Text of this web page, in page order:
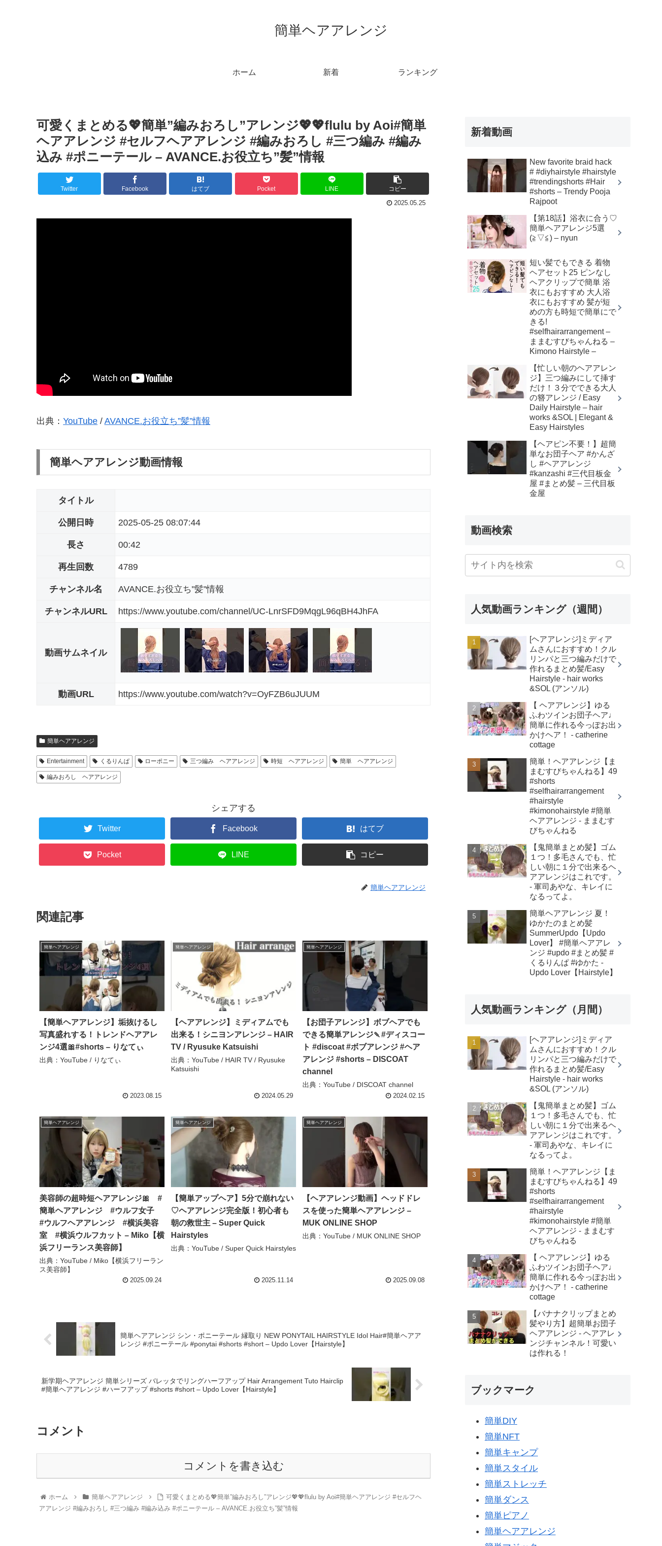
簡単ヘアアレンジ
ホーム 新着 ランキング
可愛くまとめる💖簡単”編みおろし”アレンジ💖💖flulu by Aoi#簡単
ヘアアレンジ #セルフヘアアレンジ #編みおろし #三つ編み #編み
込み #ポニーテール – AVANCE.お役立ち”髪”情報
Twitter Facebook はてブ Pocket LINE コピー
2025.05.25
出典： YouTube / AVANCE.お役立ち”髪”情報
簡単ヘアアレンジ動画情報
タイトル
公開日時 2025-05-25 08:07:44
長さ 00:42
再生回数 4789
チャンネル名 AVANCE.お役立ち"髪"情報
チャンネルURL https://www.youtube.com/channel/UC-LnrSFD9MqgL96qBH4JhFA
動画サムネイル
動画URL https://www.youtube.com/watch?v=OyFZB6uJUUM
簡単ヘアアレンジ
Entertainment くるりんぱ ローポニー 三つ編み ヘアアレンジ 時短 ヘアアレンジ 簡単 ヘアアレンジ
編みおろし ヘアアレンジ
シェアする
Twitter Facebook はてブ
Pocket LINE コピー
簡単ヘアアレンジ
関連記事
簡単ヘアアレンジ
【簡単ヘアアレンジ】垢抜けるし
写真盛れする！トレンドヘアアレ
ンジ4選🎀#shorts – りなてぃ
出典：YouTube / りなてぃ
2023.08.15
簡単ヘアアレンジ
【ヘアアレンジ】ミディアムでも
出来る！シニヨンアレンジ – HAIR
TV / Ryusuke Katsuishi
出典：YouTube / HAIR TV / Ryusuke
Katsuishi
2024.05.29
簡単ヘアアレンジ
【お団子アレンジ】ボブヘアでも
できる簡単アレンジ🍡#ディスコー
ト #discoat #ボブアレンジ #ヘア
アレンジ #shorts – DISCOAT
channel
出典：YouTube / DISCOAT channel
2024.02.15
簡単ヘアアレンジ
美容師の超時短ヘアアレンジ🎀 #
簡単ヘアアレンジ #ウルフ女子
#ウルフヘアアレンジ #横浜美容
室 #横浜ウルフカット – Miko【横
浜フリーランス美容師】
出典：YouTube / Miko【横浜フリーラン
ス美容師】
2025.09.24
簡単ヘアアレンジ
【簡単アップヘア】5分で崩れない
♡ヘアアレンジ完全版！初心者も
朝の救世主 – Super Quick
Hairstyles
出典：YouTube / Super Quick Hairstyles
2025.11.14
簡単ヘアアレンジ
【ヘアアレンジ動画】ヘッドドレ
スを使った簡単ヘアアレンジ –
MUK ONLINE SHOP
出典：YouTube / MUK ONLINE SHOP
2025.09.08
簡単ヘアアレンジ シン・ポニーテール 縁取り NEW PONYTAIL HAIRSTYLE Idol Hair#簡単ヘアア
レンジ #ポニーテール #ponytai #shorts #short – Updo Lover【Hairstyle】
新学期ヘアアレンジ 簡単シリーズ バレッタでリングハーフアップ Hair Arrangement Tuto Hairclip
#簡単ヘアアレンジ #ハーフアップ #shorts #short – Updo Lover【Hairstyle】
コメント
コメントを書き込む
ホーム 簡単ヘアアレンジ
可愛くまとめる💖簡単”編みおろし”アレンジ💖💖flulu by Aoi#簡単ヘアアレンジ #セルフヘ
アアレンジ #編みおろし #三つ編み #編み込み #ポニーテール – AVANCE.お役立ち”髪”情報
新着動画
New favorite braid hack
# #diyhairstyle #hairstyle
#trendingshorts #Hair
#shorts – Trendy Pooja
Rajpoot
【第18話】浴衣に合う♡
簡単ヘアアレンジ5選
(≧▽≦) – nyun
短い髪でもできる 着物
ヘアセット25 ピンなし
ヘアクリップで簡単 浴
衣にもおすすめ 大人浴
衣にもおすすめ 髪が短
めの方も時短で簡単にで
きる!
#selfhairarrangement –
ままむすびちゃんねる –
Kimono Hairstyle –
【忙しい朝のヘアアレン
ジ】三つ編みにして挿す
だけ！３分でできる大人
の簪アレンジ / Easy
Daily Hairstyle – hair
works &SOL | Elegant &
Easy Hairstyles
【ヘアピン不要！】超簡
単なお団子ヘア #かんざ
し #ヘアアレンジ
#kanzashi #三代目板金
屋 #まとめ髪 – 三代目板
金屋
動画検索
人気動画ランキング（週間）
[ヘアアレンジ]ミディア
ムさんにおすすめ！クル
リンパと三つ編みだけで
作れるまとめ髪/Easy
Hairstyle - hair works
&SOL (アンソル)
【 ヘアアレンジ】ゆる
ふわツインお団子ヘア♩
簡単に作れる今っぽお出
かけヘア！ - catherine
cottage
簡単！ヘアアレンジ【ま
まむすびちゃんねる】49
#shorts
#selfhairarrangement
#hairstyle
#kimonohairstyle #簡単
ヘアアレンジ - ままむす
びちゃんねる
【鬼簡単まとめ髪】ゴム
１つ！多毛さんでも、忙
しい朝に１分で出来るヘ
アアレンジはこれです。
- 軍司あやな、キレイに
なるってよ。
簡単ヘアアレンジ 夏！
ゆかたのまとめ髪
SummerUpdo【Updo
Lover】 #簡単ヘアアレ
ンジ #updo #まとめ髪 #
くるりんぱ #ゆかた -
Updo Lover【Hairstyle】
人気動画ランキング（月間）
[ヘアアレンジ]ミディア
ムさんにおすすめ！クル
リンパと三つ編みだけで
作れるまとめ髪/Easy
Hairstyle - hair works
&SOL (アンソル)
【鬼簡単まとめ髪】ゴム
１つ！多毛さんでも、忙
しい朝に１分で出来るヘ
アアレンジはこれです。
- 軍司あやな、キレイに
なるってよ。
簡単！ヘアアレンジ【ま
まむすびちゃんねる】49
#shorts
#selfhairarrangement
#hairstyle
#kimonohairstyle #簡単
ヘアアレンジ - ままむす
びちゃんねる
【 ヘアアレンジ】ゆる
ふわツインお団子ヘア♩
簡単に作れる今っぽお出
かけヘア！ - catherine
cottage
【バナナクリップまとめ
髪やり方】超簡単お団子
ヘアアレンジ - ヘアアレ
ンジチャンネル！可愛い
は作れる！
ブックマーク
簡単DIY
簡単NFT
簡単キャンプ
簡単スタイル
簡単ストレッチ
簡単ダンス
簡単ピアノ
簡単ヘアアレンジ